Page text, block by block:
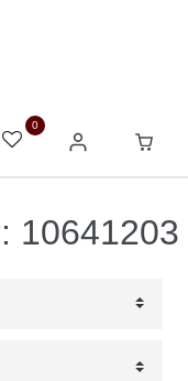
0
10641203